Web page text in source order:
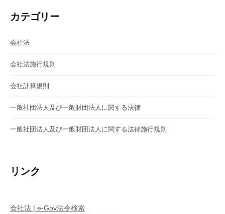
カテゴリー
会社法
会社法施行規則
会社計算規則
一般社団法人及び一般財団法人に関する法律
一般社団法人及び一般財団法人に関する法律施行規則
リンク
会社法 | e-Gov法令検索